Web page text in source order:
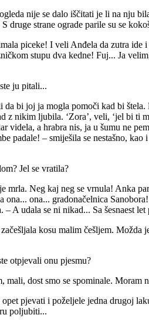
nije se dalo iščitati je li na nju
druge strane ograde parile su se
piceke! I veli Anđela da zutra ide
stupu dva kedne! Fuj... Ja
ju pitali...
bi joj ja mogla pomoči kad bi
z nikim ljubila. ʻZoraʼ, veli, ʻjel bi
videla, a hrabra nis, ja u šumu ne
padale! – smiješila se nestašno,
Jel se vratila?
mrla. Neg kaj neg se vrnula! Anka
ona... ona... gradonačelnica
A udala se ni nikad... Sa šesnaest let
kosu malim češljem. Možda
otpjevali onu pjesmu?
mali, dost smo se spominale. Moram
pjevati i poželjele jedna drugoj
poljubiti...